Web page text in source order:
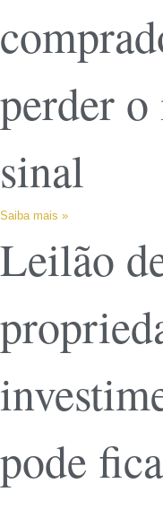
perder
sinal
Saiba mais »
Leilão
pode